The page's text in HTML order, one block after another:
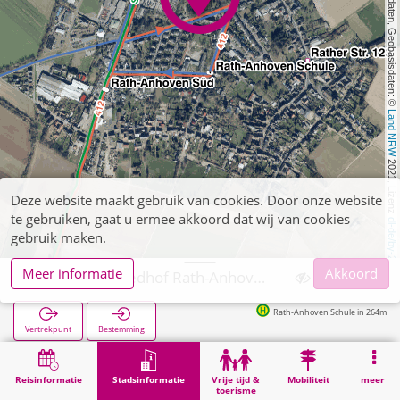
, Kartendaten, Geobasisdaten: ©
Land NRW
2021, Lizenz
dl-de/by-2-0
Reisinformatie Stadsinformatie
Vrije tijd &
toerisme
Mobiliteit meer
Vertrekpunt Bestemming
Rath-Anhoven Schule in 264m
Stadsinformatie Begraafplaatsen Wegberg, Friedhof Rath-Anhoven
Deze website maakt gebruik van cookies. Door onze website
te gebruiken, gaat u ermee akkoord dat wij van cookies
gebruik maken.
Meer informatie
Akkoord